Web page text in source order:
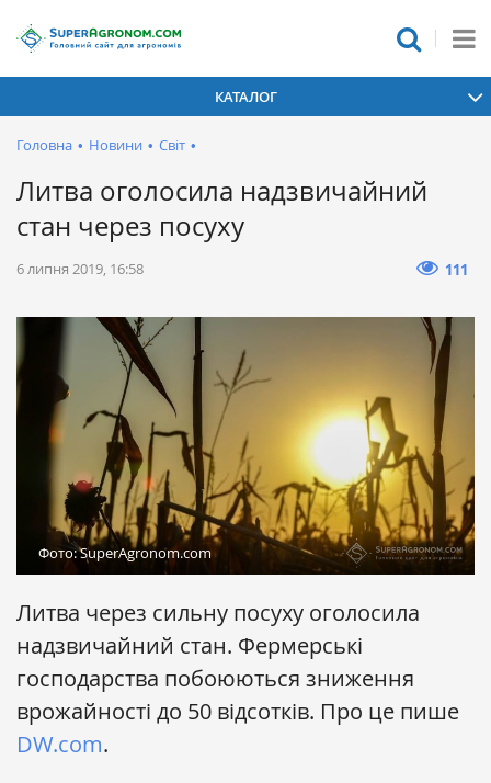
КАТАЛОГ
Головна • Новини • Світ •
Литва оголосила надзвичайний
стан через посуху
6 липня 2019, 16:58 111
Фото: SuperAgronom.com
Литва через сильну посуху оголосила
надзвичайний стан. Фермерські
господарства побоюються зниження
врожайності до 50 відсотків. Про це пише
DW.com.